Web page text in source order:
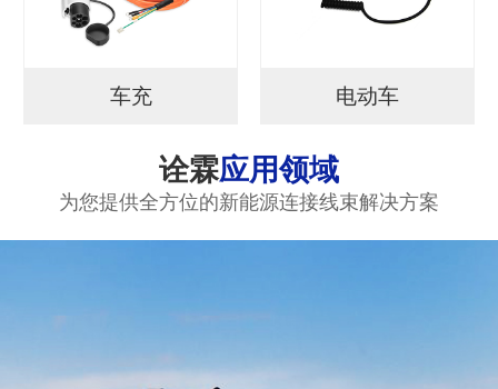
车充 电动车
诠霖应用领域
为您提供全方位的新能源连接线束解决方案